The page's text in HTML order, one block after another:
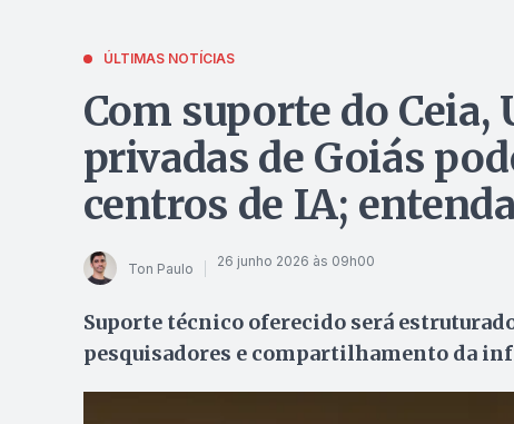
ÚLTIMAS NOTÍCIAS
Com suporte do Ceia,
privadas de Goiás
centros de IA; entenda
Ton Paulo 26 junho 2026 às 09h00
Suporte técnico oferecido será
pesquisadores e compartilhamento da